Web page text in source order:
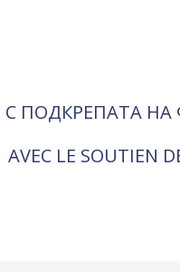
С ПОДКРЕПАТА
AVEC LE SOUTIEN